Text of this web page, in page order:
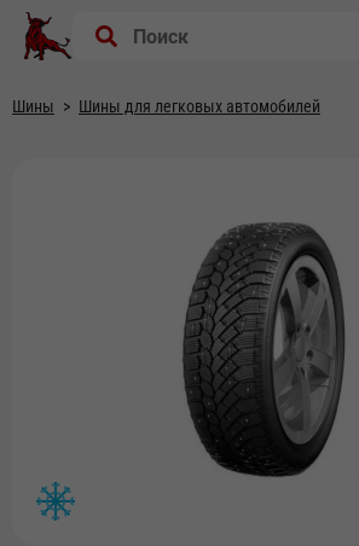
Шины Шины для легковых автомобилей